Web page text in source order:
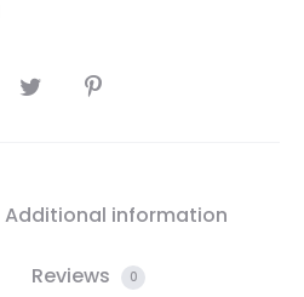
Additional information
Reviews 0